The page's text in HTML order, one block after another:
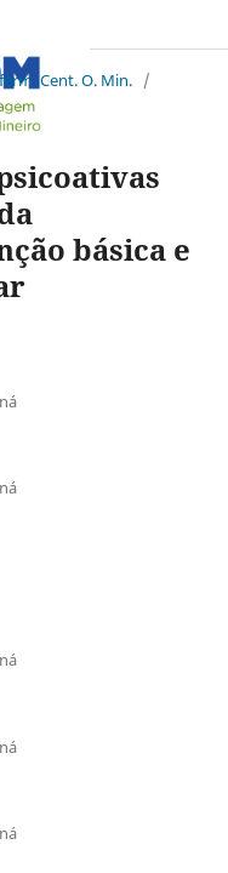
Cent. O. Min. /
básica e